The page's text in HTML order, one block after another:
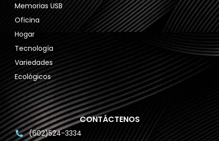
Memorias USB
Oficina
Hogar
Tecnología
Variedades
Ecológicos
CONTÁCTENOS
(602)524-3334